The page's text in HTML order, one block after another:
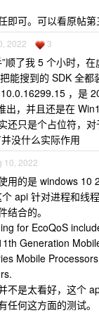
即可。可以看原帖第
2022 3
”顺了我 5 个小时，
能搜到的 SDK 全都
，是
出，并且还是在
还只是个占位符，
没什么实际作用
10, 2022
用的是 windows 10
api 针对进程和线
结合的。
for EcoQoS
Generation
Mobile
不是太看好，这个
任何这方面的测试。